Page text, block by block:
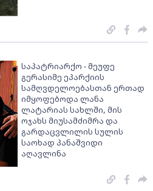
საპატრიარქო - მეუფე
გერასიმე ეპარქიის
სამღვდელოებასთან ერთად
იმყოფებოდა ლანა
ლატარიას სახლში, მის
ოჯახს მიუსამძიმრა და
გარდაცვლილის სულის
საოხად პანაშვიდი
აღავლინა